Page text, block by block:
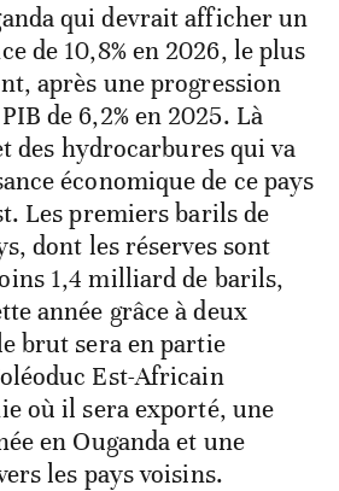
qui devrait afficher un
de 10,8% en 2026, le plus
après une progression
de 6,2% en 2025. Là
des hydrocarbures qui va
économique de ce pays
Les premiers barils de
dont les réserves sont
1,4 milliard de barils,
année grâce à deux
brut sera en partie
Est-Africain
où il sera exporté, une
en Ouganda et une
les pays voisins.